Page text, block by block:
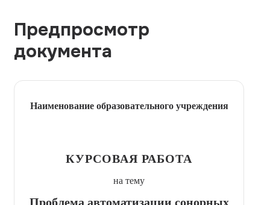
Предпросмотр
документа
Наименование образовательного учреждения
КУРСОВАЯ РАБОТА
на тему
Проблема автоматизации сонорных